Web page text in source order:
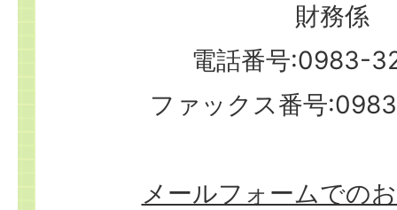
財務係
電話番号:0983-
ファックス番号
メールフォームでの